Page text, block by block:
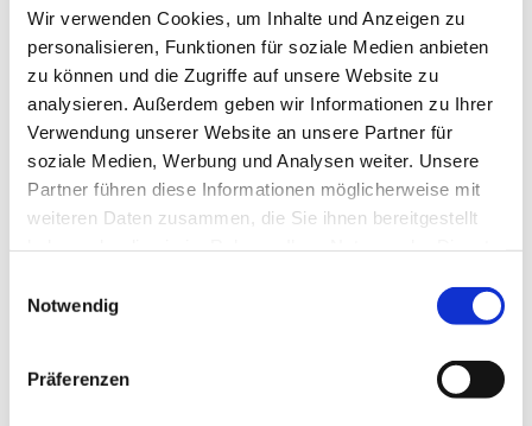
Wir verwenden Cookies, um Inhalte und Anzeigen zu
personalisieren, Funktionen für soziale Medien anbieten
zu können und die Zugriffe auf unsere Website zu
analysieren. Außerdem geben wir Informationen zu Ihrer
Verwendung unserer Website an unsere Partner für
soziale Medien, Werbung und Analysen weiter. Unsere
Partner führen diese Informationen möglicherweise mit
weiteren Daten zusammen, die Sie ihnen bereitgestellt
Notwendig
Präferenzen
stolz sind wir auf unseren frischen, mit
Liebe selbstgebackenen Kuchen.
Spontan, allein, verabredet mit anderen, ob
aus der Gemeinde oder aus der
Nachbarschaft – ganz egal: Wir freuen uns
auf Sie und Euch alle. Hereinspaziert und
herzlich willkommen!